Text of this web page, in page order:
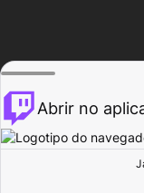
Abrir no